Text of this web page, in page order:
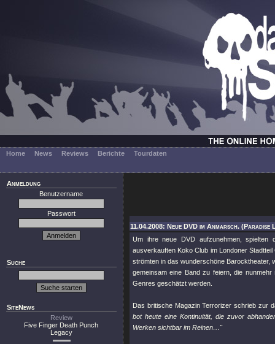
Home News Reviews Berichte Tourdaten
Anmeldung
Benutzername
Passwort
Suche
SiteNews
Review
Five Finger Death Punch
Legacy
11.04.2008: Neue DVD im Anmarsch. (Paradise
Um ihre neue DVD aufzunehmen, spielten
ausverkauften Koko Club im Londoner
strömten in das wunderschöne Barocktheater,
gemeinsam eine Band zu feiern, die
Genres geschätzt werden.
Das britische Magazin Terrorizer schrieb zur
bot heute eine Kontinuität, die zuvor
Werken sichtbar im Reinen…"